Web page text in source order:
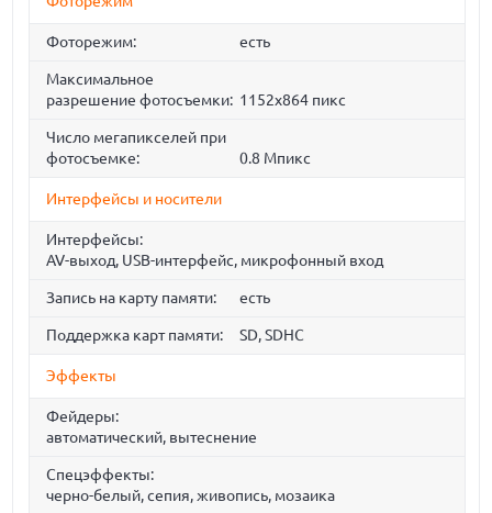
Фоторежим: есть
Максимальное
разрешение фотосъемки: 1152x864 пикс
Число мегапикселей при
фотосъемке:
0.8 Мпикс
Интерфейсы и носители
Интерфейсы:
AV-выход, USB-интерфейс, микрофонный вход
Запись на карту памяти: есть
Поддержка карт памяти: SD, SDHC
Эффекты
Фейдеры:
автоматический, вытеснение
Спецэффекты:
черно-белый, сепия, живопись, мозаика